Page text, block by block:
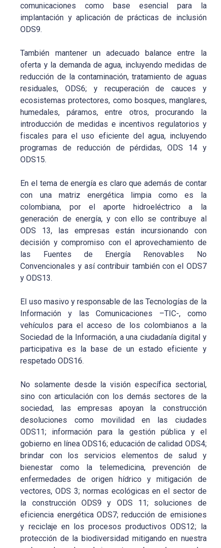
comunicaciones como base esencial para la
implantación y aplicación de prácticas de inclusión
ODS9.
También mantener un adecuado balance entre la
oferta y la demanda de agua, incluyendo medidas de
reducción de la contaminación, tratamiento de aguas
residuales, ODS6; y recuperación de cauces y
ecosistemas protectores, como bosques, manglares,
humedales, páramos, entre otros, procurando la
introducción de medidas e incentivos regulatorios y
fiscales para el uso eficiente del agua, incluyendo
programas de reducción de pérdidas, ODS 14 y
ODS15.
En el tema de energía es claro que además de contar
con una matriz energética limpia como es la
colombiana, por el aporte hidroeléctrico a la
generación de energía, y con ello se contribuye al
ODS 13, las empresas están incursionando con
decisión y compromiso con el aprovechamiento de
las Fuentes de Energía Renovables No
Convencionales y así contribuir también con el ODS7
y ODS13.
El uso masivo y responsable de las Tecnologías de la
Información y las Comunicaciones –TIC-, como
vehículos para el acceso de los colombianos a la
Sociedad de la Información, a una ciudadanía digital y
participativa es la base de un estado eficiente y
respetado ODS16.
No solamente desde la visión específica sectorial,
sino con articulación con los demás sectores de la
sociedad, las empresas apoyan la construcción
desoluciones como movilidad en las ciudades
ODS11; información para la gestión pública y el
gobierno en línea ODS16; educación de calidad ODS4;
brindar con los servicios elementos de salud y
bienestar como la telemedicina, prevención de
enfermedades de origen hídrico y mitigación de
vectores, ODS 3; normas ecológicas en el sector de
la construcción ODS9 y ODS 11; soluciones de
eficiencia energética ODS7; reducción de emisiones
y reciclaje en los procesos productivos ODS12; la
protección de la biodiversidad mitigando en nuestra